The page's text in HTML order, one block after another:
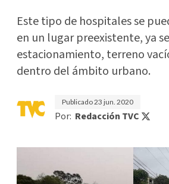
Este tipo de hospitales se
en un lugar preexistente, ya
estacionamiento, terreno
dentro del ámbito urbano.
Publicado23 jun. 2020
Por: Redacción TVC